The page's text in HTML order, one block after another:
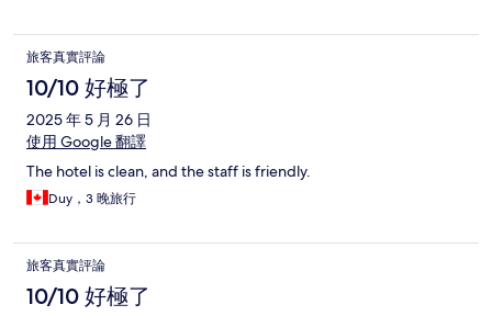
旅客真實評論
10/10 好極了
2025 年 5 月 26 日
使用 Google 翻譯
The hotel is clean, and the staff is friendly.
Duy，3 晚旅行
旅客真實評論
10/10 好極了